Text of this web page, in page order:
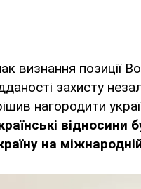
визнання позиції
захисту
нагородити
на